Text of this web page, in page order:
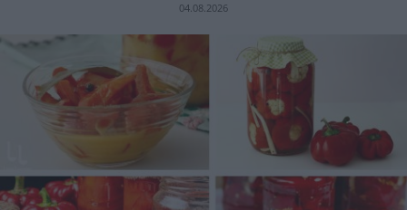
04.08.2026